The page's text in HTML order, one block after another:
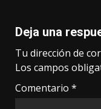
Deja una
Tu dirección de
Los campos
Comentario *